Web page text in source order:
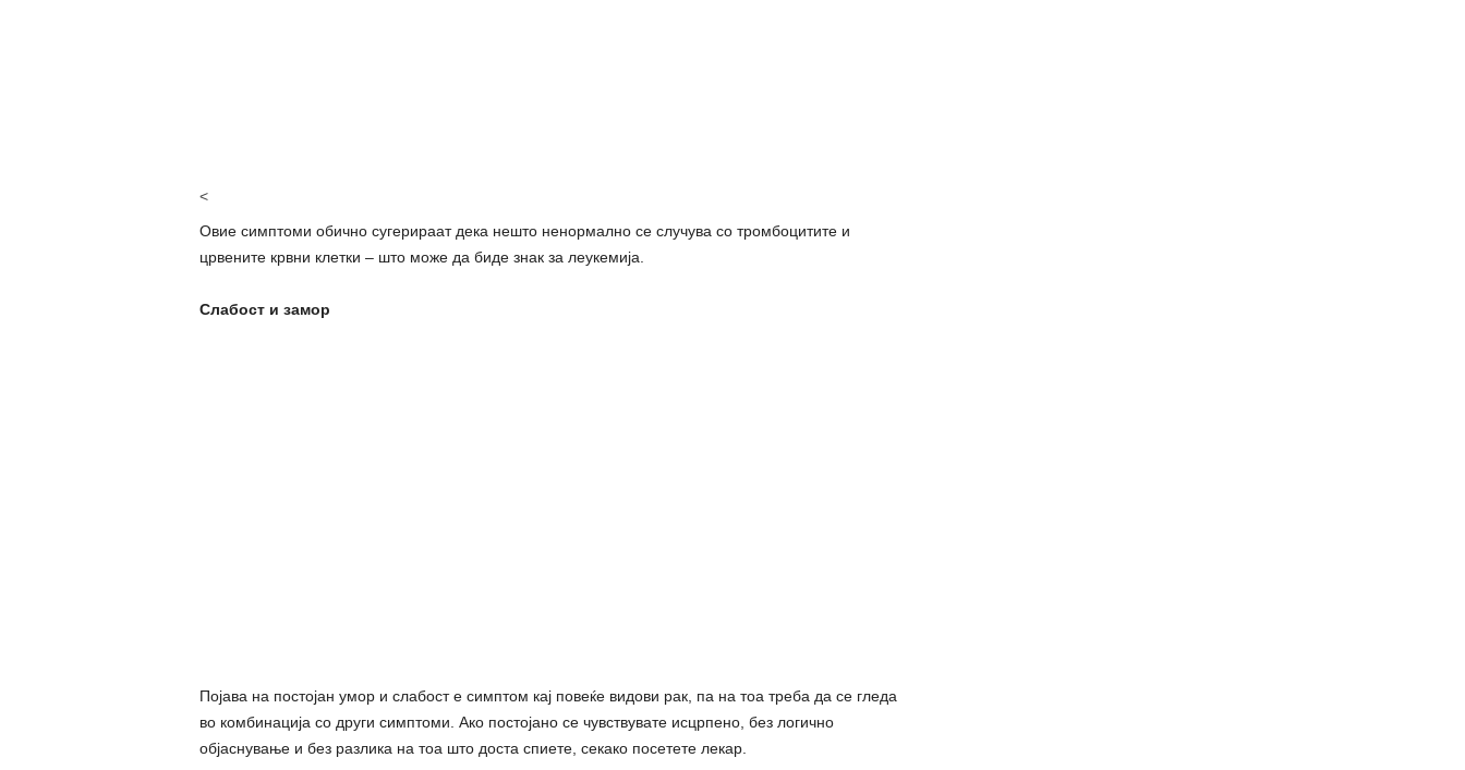
<
Овие симптоми обично сугерираат дека нешто ненормално се случува со тромбоцитите и
црвените крвни клетки – што може да биде знак за леукемија.
Слабост и замор
Појава на постојан умор и слабост е симптом кај повеќе видови рак, па на тоа треба да се гледа
во комбинација со други симптоми. Ако постојано се чувствувате исцрпено, без логично
објаснување и без разлика на тоа што доста спиете, секако посетете лекар.